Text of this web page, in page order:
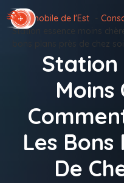
Aller
auAutomobile de l'Est
Station essence moins
bons plans près de chez
Station
Moins
Les Bons
De